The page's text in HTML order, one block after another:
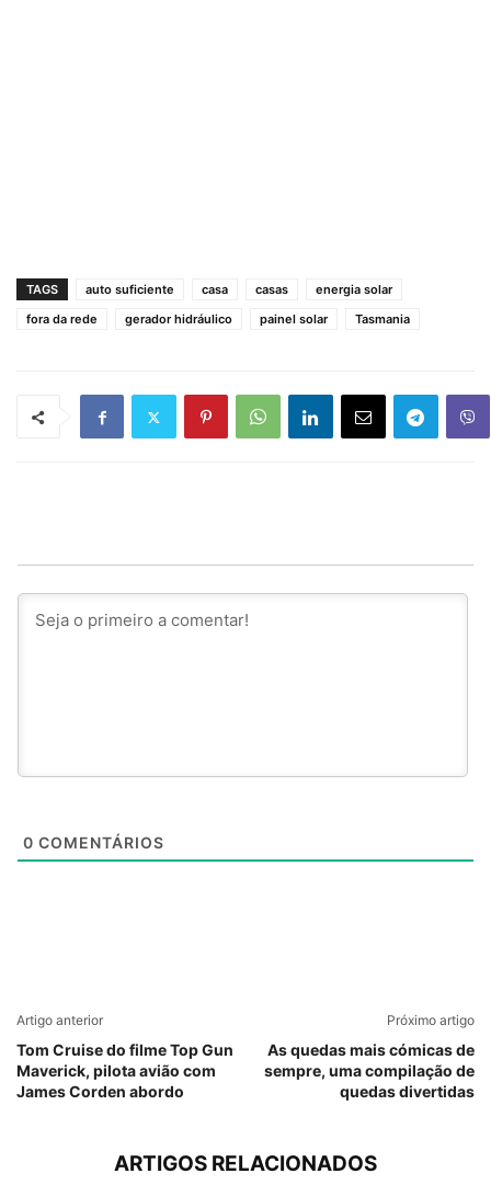
TAGS auto suficiente casa casas
energia solar
fora da rede
gerador hidráulico painel solar Tasmania
0 COMENTÁRIOS
Artigo anterior
Tom Cruise do filme Top Gun
Maverick, pilota avião com
James Corden abordo
Próximo artigo
As quedas mais cómicas de
sempre, uma compilação de
quedas divertidas
ARTIGOS RELACIONADOS